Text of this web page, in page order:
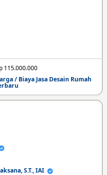
115.000.000
/ Biaya Jasa Desain Rumah
S.T., IAI